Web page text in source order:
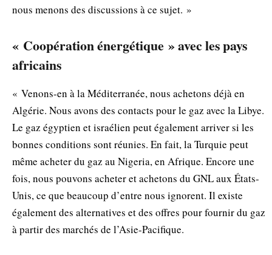
nous menons des discussions à ce sujet. »
« Coopération énergétique » avec les pays
africains
« Venons-en à la Méditerranée, nous achetons déjà en
Algérie. Nous avons des contacts pour le gaz avec la Libye.
Le gaz égyptien et israélien peut également arriver si les
bonnes conditions sont réunies. En fait, la Turquie peut
même acheter du gaz au Nigeria, en Afrique. Encore une
fois, nous pouvons acheter et achetons du GNL aux États-
Unis, ce que beaucoup d’entre nous ignorent. Il existe
également des alternatives et des offres pour fournir du gaz
à partir des marchés de l’Asie-Pacifique.